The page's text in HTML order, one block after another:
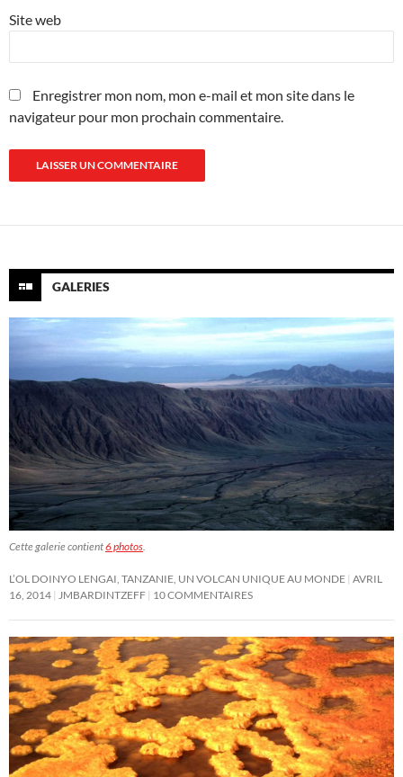
Site web
Enregistrer mon nom, mon e-mail et mon site dans le
navigateur pour mon prochain commentaire.
GALERIES
Cette galerie contient6 photos.
L’OL DOINYO LENGAI, TANZANIE, UN VOLCAN UNIQUE AU MONDE AVRIL
16, 2014 JMBARDINTZEFF 10 COMMENTAIRES